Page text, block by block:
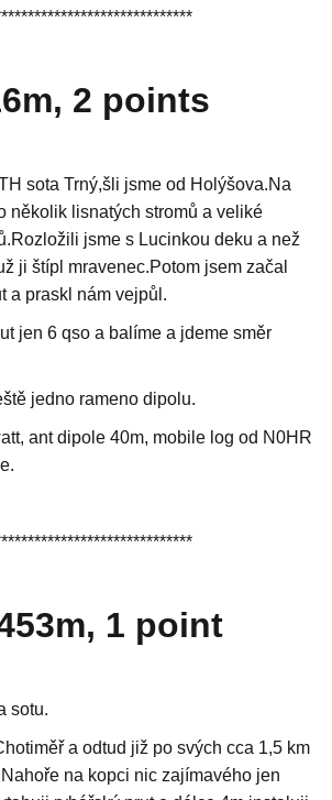
2 points
sota Trný,šli jsme od Holýšova.Na
několik lisnatých stromů a veliké
jsme s Lucinkou deku a než
ji štípl mravenec.Potom jsem začal
a praskl nám vejpůl.
jen 6 qso a balíme a jdeme směr
jedno rameno dipolu.
ant dipole 40m, mobile log od N0HR
1 point
sotu.
a odtud již po svých cca 1,5 km
na kopci nic zajímavého jen